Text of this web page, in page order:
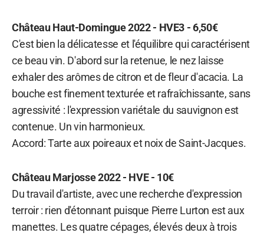
Château Haut-Domingue 2022 - HVE3 - 6,50€
C'est bien la délicatesse et l'équilibre qui caractérisent
ce beau vin. D'abord sur la retenue, le nez laisse
exhaler des arômes de citron et de fleur d'acacia. La
bouche est finement texturée et rafraîchissante, sans
agressivité : l'expression variétale du sauvignon est
contenue. Un vin harmonieux.
Accord: Tarte aux poireaux et noix de Saint-Jacques.
Château Marjosse 2022 - HVE - 10€
Du travail d'artiste, avec une recherche d'expression
terroir : rien d'étonnant puisque Pierre Lurton est aux
manettes. Les quatre cépages, élevés deux à trois